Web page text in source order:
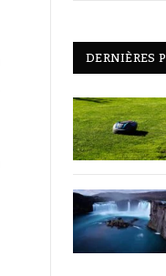
DERNIÈRES